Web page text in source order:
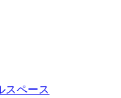
スペース